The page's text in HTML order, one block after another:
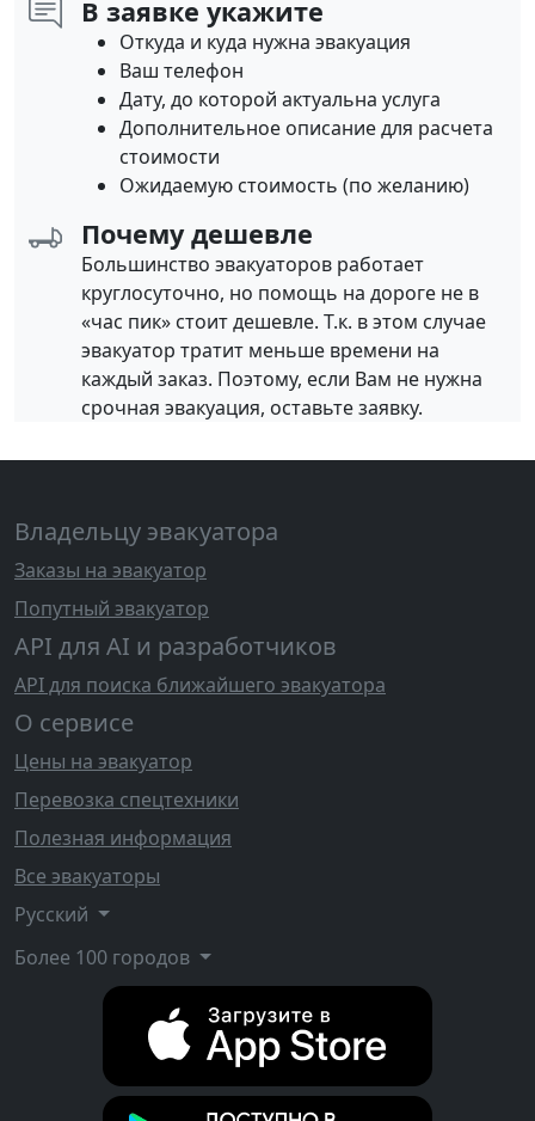
В заявке укажите
Откуда и куда нужна эвакуация
Ваш телефон
Дату, до которой актуальна услуга
Дополнительное описание для расчета
стоимости
Ожидаемую стоимость (по желанию)
Почему дешевле
Большинство эвакуаторов работает
круглосуточно, но помощь на дороге не в
«час пик» стоит дешевле. Т.к. в этом случае
эвакуатор тратит меньше времени на
каждый заказ. Поэтому, если Вам не нужна
срочная эвакуация, оставьте заявку.
Владельцу эвакуатора
Заказы на эвакуатор
Попутный эвакуатор
API для AI и разработчиков
API для поиска ближайшего эвакуатора
О сервисе
Цены на эвакуатор
Перевозка спецтехники
Полезная информация
Все эвакуаторы
Русский
Более 100 городов